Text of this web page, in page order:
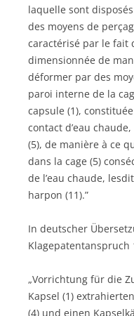
laquelle sont
des moyens de
caractérisé par le fait
dimensionnée de
déformer par des
paroi interne de la
capsule (1),
contact d’eau
(5), de manière à ce
dans la cage (5)
de l’eau chaude,
harpon (11).”
In deutscher
Klagepatentanspruch
„Vorrichtung für die
Kapsel (1)
(4) und einen